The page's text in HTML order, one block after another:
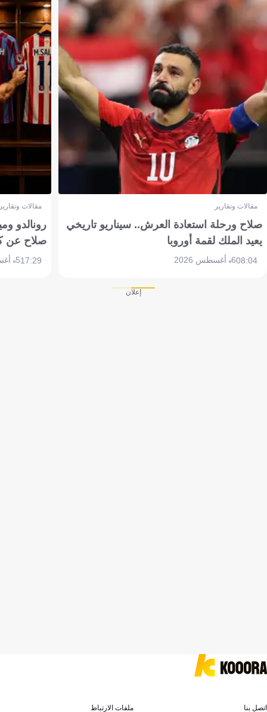
مقالات وتقارير
صلاح ورحلة استعادة العرش.. سيناريو تاريخي
يعيد الملك لقمة أوروبا
08:046 أغسطس 2026
مقالات
رونالدو
صلاح عن
17:295 أغسطس 2026
إعلان
اتصل بنا ملفات الارتباط